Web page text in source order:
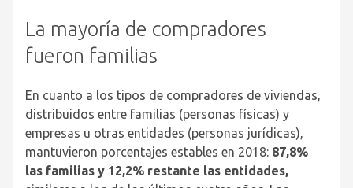
La mayoría de compradores
fueron familias
En cuanto a los tipos de compradores de viviendas,
distribuidos entre familias (personas físicas) y
empresas u otras entidades (personas jurídicas),
mantuvieron porcentajes estables en 2018: 87,8%
las familias y 12,2% restante las entidades,